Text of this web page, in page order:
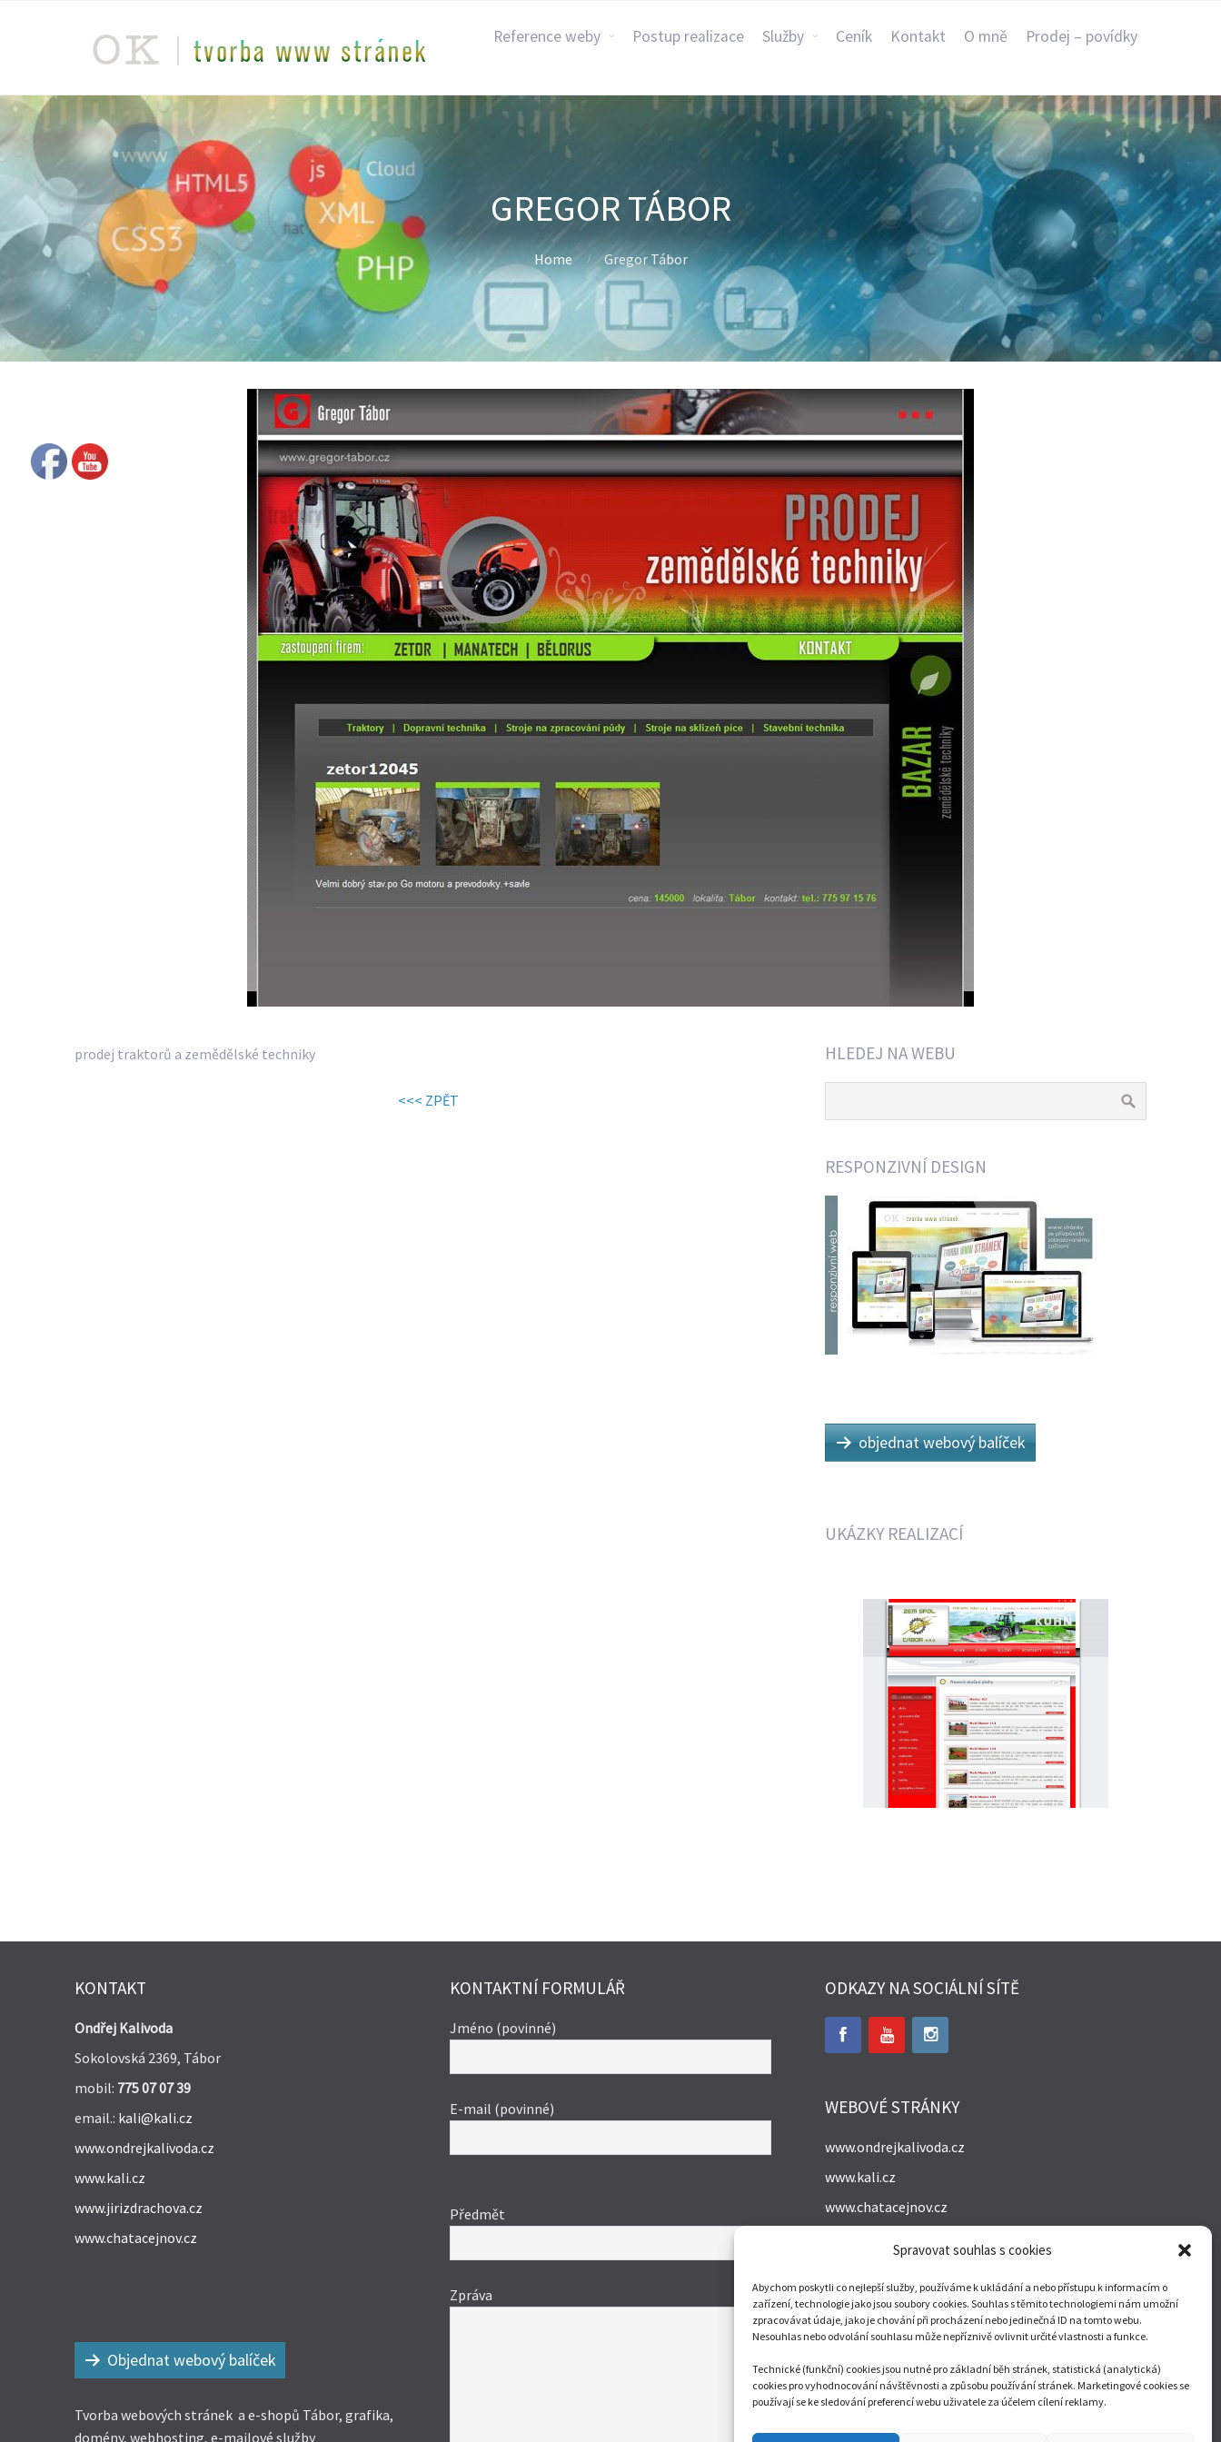
Spravovat souhlas s cookies
Abychom poskytli co nejlepší služby, používáme k ukládání a nebo přístupu k informacím o
zařízení, technologie jako jsou soubory cookies. Souhlas s těmito technologiemi nám umožní
zpracovávat údaje, jako je chování při procházení nebo jedinečná ID na tomto webu.
Nesouhlas nebo odvolání souhlasu může nepříznivě ovlivnit určité vlastnosti a funkce.
Technické (funkční) cookies jsou nutné pro základní běh stránek, statistická (analytická)
cookies pro vyhodnocování návštěvnosti a způsobu používání stránek. Marketingové cookies se
používají se ke sledování preferencí webu uživatele za účelem cílení reklamy.
Reference weby Postup realizace Služby Ceník Kontakt O mně Prodej – povídky
GREGOR TÁBOR
Home Gregor Tábor
prodej traktorů a zemědělské techniky
<<< ZPĚT
HLEDEJ NA WEBU
RESPONZIVNÍ DESIGN
objednat webový balíček
UKÁZKY REALIZACÍ
KONTAKT
Ondřej Kalivoda
Sokolovská 2369, Tábor
mobil: 775 07 07 39
email.: kali@kali.cz
www.ondrejkalivoda.cz
www.kali.cz
www.jirizdrachova.cz
www.chatacejnov.cz
Objednat webový balíček
Tvorba webových stránek a e-shopů Tábor, grafika,
domény, webhosting, e-mailové služby
KONTAKTNÍ FORMULÁŘ
Jméno (povinné)
E-mail (povinné)
toto
prázdné.
Předmět
Zpráva
ODKAZY NA SOCIÁLNÍ SÍTĚ
WEBOVÉ STRÁNKY
www.ondrejkalivoda.cz
www.kali.cz
www.chatacejnov.cz
SEOwebu sledujíSEO nástroje.cz